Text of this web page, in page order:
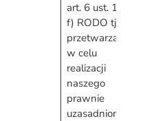
art. 6 ust. 1 lit.
f) RODO tj.
przetwarzanie
w celu
realizacji
naszego
prawnie
uzasadnionego